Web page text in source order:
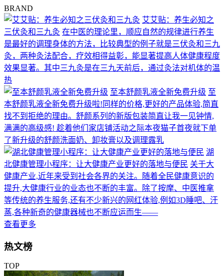
BRAND
艾艾贴：养生必知之
三伏灸和三九灸 在中医的理论里，顺应自然的规律进行养生
是最好的调理身体的方法，比较典型的例子就是三伏灸和三九
灸，两种灸法配合，疗效相得益彰，能显著提高人体健康程度
效果显著。其中三九灸是在三九天前后，通过灸法对机体的温
热
至本舒颜乳液全新免费升级 至
本舒颜乳液全新免费升级啦!同样的价格,更好的产品体验,简直
找不到拒绝的理由。舒颜系列的新版包装简直让我一见钟情,
满满的高级感! 趁着他们家店铺活动之际本夜猫子首夜就下单
了新升级的舒颜洗面奶、卸妆膏以及调理露乳
湖
北健康管理小程序：让大健康产业更好的落地与便民 关于大
健康产业,近年来受到社会各界的关注。随着全民健康意识的
提升,大健康行业的业态也不断的丰富。除了按摩、中医推拿
等传统的养生服务,还有不少新兴的网红体验,例如3D睡吧、汗
蒸,各种新奇的健康器械也不断应运而生——
查看更多
热文榜
TOP